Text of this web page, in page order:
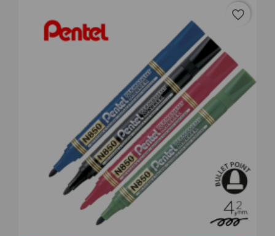
favorite_border